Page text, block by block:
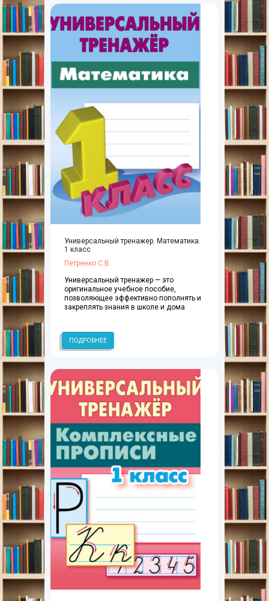
Универсальный тренажер. Математика.
1 класс
Петренко С.В.
Универсальный тренажер — это
оригинальное учебное пособие,
позволяющее эффективно пополнять и
закреплять знания в школе и дома
ПОДРОБНЕЕ